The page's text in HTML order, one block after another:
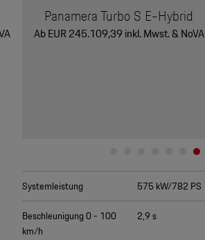
Panamera Turbo S E-Hybrid
Ab EUR 245.109,39 inkl. Mwst. & NoVA
575 kW/782 PS
Systemleistung
2,9 s
Beschleunigung 0 - 100
km/h